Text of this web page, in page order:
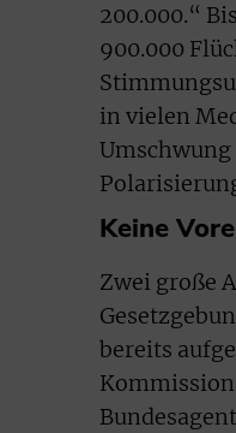
200.000.“
900.000
in vielen
Keine
Zwei große
bereits